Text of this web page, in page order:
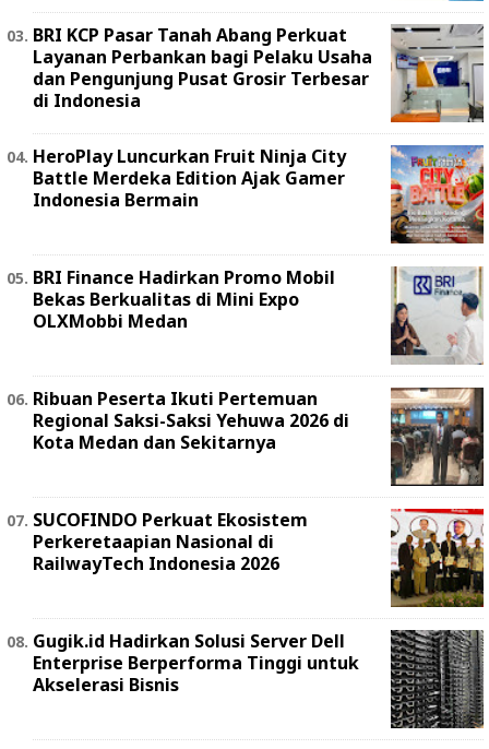
BRI KCP Pasar Tanah Abang Perkuat
Layanan Perbankan bagi Pelaku Usaha
dan Pengunjung Pusat Grosir Terbesar
di Indonesia
HeroPlay Luncurkan Fruit Ninja City
Battle Merdeka Edition Ajak Gamer
Indonesia Bermain
BRI Finance Hadirkan Promo Mobil
Bekas Berkualitas di Mini Expo
OLXMobbi Medan
Ribuan Peserta Ikuti Pertemuan
Regional Saksi-Saksi Yehuwa 2026 di
Kota Medan dan Sekitarnya
SUCOFINDO Perkuat Ekosistem
Perkeretaapian Nasional di
RailwayTech Indonesia 2026
Gugik.id Hadirkan Solusi Server Dell
Enterprise Berperforma Tinggi untuk
Akselerasi Bisnis